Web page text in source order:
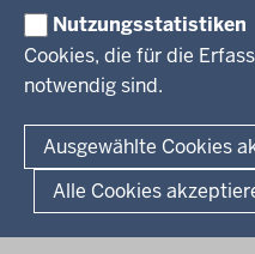
Nutzungsstatistiken
Cookies, die für die
notwendig sind.
Ausgewählte Cookies
Alle Cookies
Amtsblatt
© 2026 Bezirksregierung Arnsberg
Fußzeile
Impressum Datenschutz
Kurzlink zu dieser Seite